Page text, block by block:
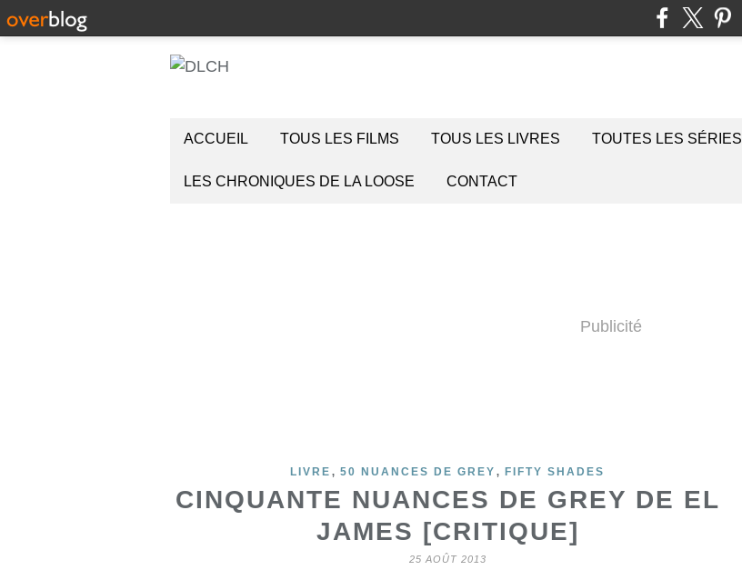
ACCUEIL TOUS LES FILMS TOUS LES LIVRES TOUTES LES SÉRIES
LES CHRONIQUES DE LA LOOSE CONTACT
Publicité
LIVRE , 50 NUANCES DE GREY , FIFTY SHADES
CINQUANTE NUANCES DE GREY DE EL
JAMES [CRITIQUE]
25 AOÛT 2013